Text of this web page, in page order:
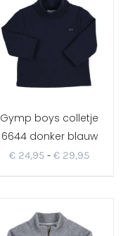
Gymp boys colletje
6644 donker blauw
€ 24,95 - € 29,95